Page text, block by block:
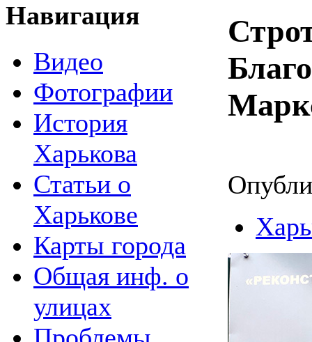
Навигация
Видео
Фотографии
История
Харькова
Статьи о
Харькове
Карты города
Общая инф. о
улицах